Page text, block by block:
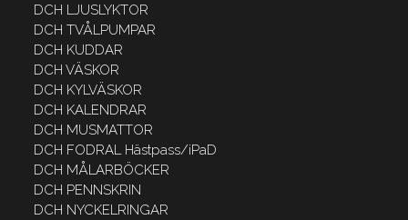
DCH LJUSLYKTOR
DCH TVÅLPUMPAR
DCH KUDDAR
DCH VÄSKOR
DCH KYLVÄSKOR
DCH KALENDRAR
DCH MUSMATTOR
DCH FODRAL Hästpass/iPaD
DCH MÅLARBÖCKER
DCH PENNSKRIN
DCH NYCKELRINGAR